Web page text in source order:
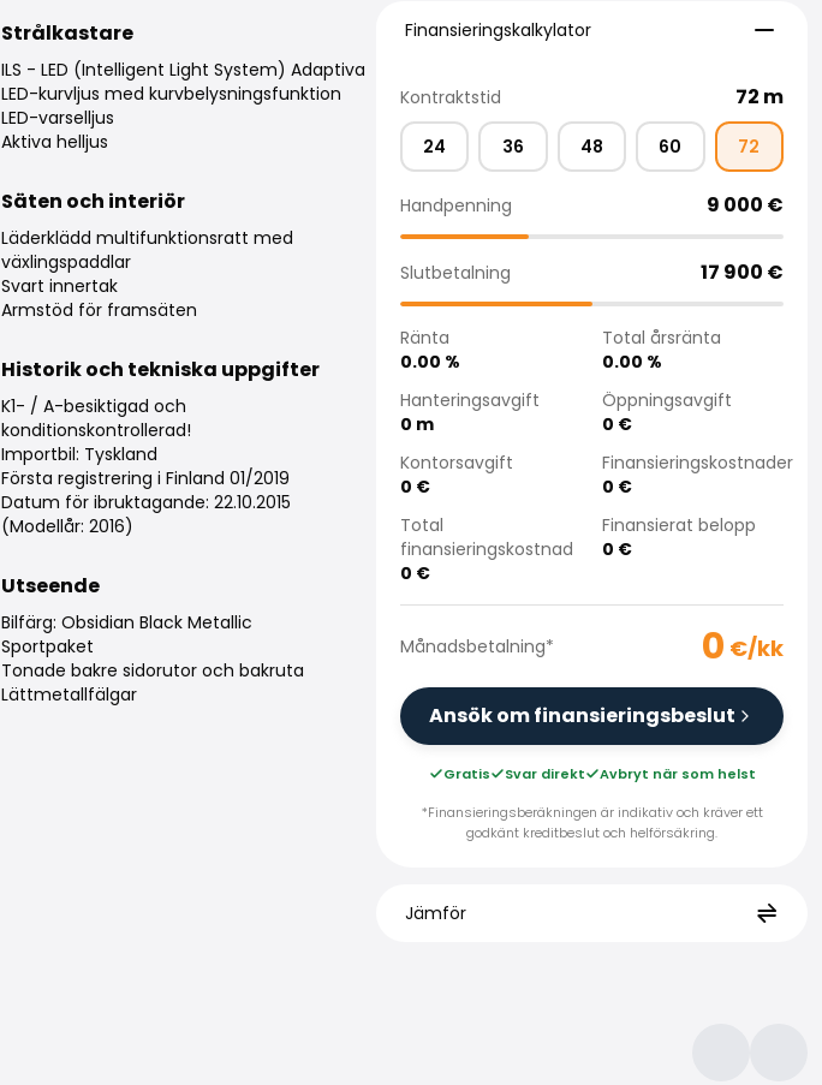
Strålkastare
ILS - LED (Intelligent Light System) Adaptiva
LED-kurvljus med kurvbelysningsfunktion
LED-varselljus
Aktiva helljus
Säten och interiör
Läderklädd multifunktionsratt med
växlingspaddlar
Svart innertak
Armstöd för framsäten
Historik och tekniska uppgifter
K1- / A-besiktigad och
konditionskontrollerad!
Importbil: Tyskland
Första registrering i Finland 01/2019
Datum för ibruktagande: 22.10.2015
(Modellår: 2016)
Utseende
Bilfärg: Obsidian Black Metallic
Sportpaket
Tonade bakre sidorutor och bakruta
Lättmetallfälgar
Finansieringskalkylator
Finansieringskalkylator
Kontraktstid 72 m
24 36 48 60 72
Handpenning 9 000 €
Slutbetalning 17 900 €
Ränta
0.00 %
Total årsränta
0.00 %
Hanteringsavgift
0 m
Öppningsavgift
0 €
Kontorsavgift
0 €
Finansieringskostnader
0 €
Total
finansieringskostnad
0 €
Finansierat belopp
0 €
Månadsbetalning* 0 €/kk
Ansök om finansieringsbeslut
Gratis Svar direkt
Avbryt när som helst
*Finansieringsberäkningen är indikativ och kräver ett
godkänt kreditbeslut och helförsäkring.
Jämför